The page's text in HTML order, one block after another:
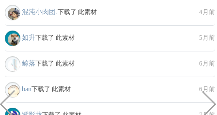
混沌小肉团. 下载了 此素材 4月前
如升下载了 此素材 5月前
鲸落下载了 此素材 6月前
ban下载了 此素材 6月前